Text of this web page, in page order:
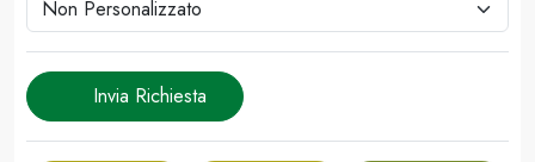
Invia Richiesta